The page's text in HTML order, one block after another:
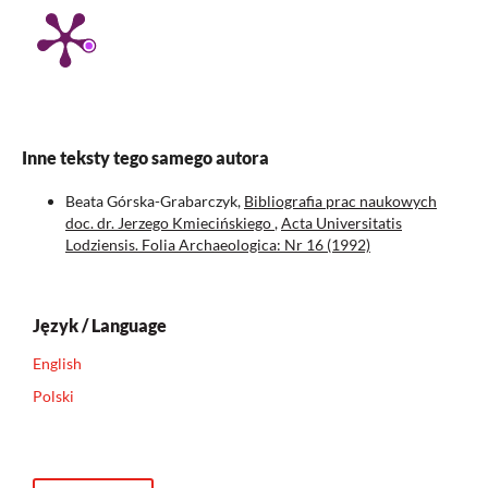
Inne teksty tego samego autora
Beata Górska-Grabarczyk, Bibliografia prac naukowych
doc. dr. Jerzego Kmiecińskiego,Acta Universitatis
Lodziensis. Folia Archaeologica: Nr 16 (1992)
Język / Language
English
Polski